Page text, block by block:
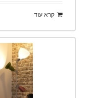
קרא עוד